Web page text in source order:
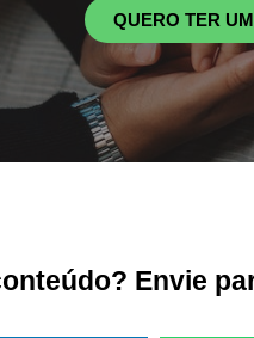
QUERO TER
Envie